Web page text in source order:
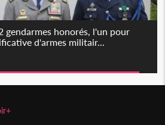
gendarmes honorés, l'un pour
d'armes militair...